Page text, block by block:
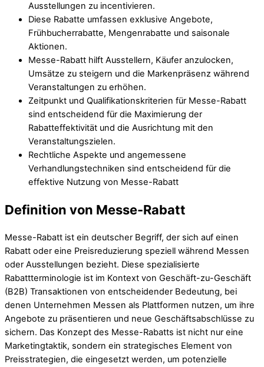
Ausstellungen zu incentivieren.
Diese Rabatte umfassen exklusive Angebote,
Frühbucherrabatte, Mengenrabatte und saisonale
Aktionen.
Messe-Rabatt hilft Ausstellern, Käufer anzulocken,
Umsätze zu steigern und die Markenpräsenz während
Veranstaltungen zu erhöhen.
Zeitpunkt und Qualifikationskriterien für Messe-Rabatt
sind entscheidend für die Maximierung der
Rabatteffektivität und die Ausrichtung mit den
Veranstaltungszielen.
Rechtliche Aspekte und angemessene
Verhandlungstechniken sind entscheidend für die
effektive Nutzung von Messe-Rabatt
Definition von Messe-Rabatt
Messe-Rabatt ist ein deutscher Begriff, der sich auf einen
Rabatt oder eine Preisreduzierung speziell während Messen
oder Ausstellungen bezieht. Diese spezialisierte
Rabattterminologie ist im Kontext von Geschäft-zu-Geschäft
(B2B) Transaktionen von entscheidender Bedeutung, bei
denen Unternehmen Messen als Plattformen nutzen, um ihre
Angebote zu präsentieren und neue Geschäftsabschlüsse zu
sichern. Das Konzept des Messe-Rabatts ist nicht nur eine
Marketingtaktik, sondern ein strategisches Element von
Preisstrategien, die eingesetzt werden, um potenzielle